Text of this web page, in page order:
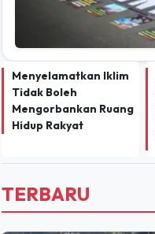
Menyelamatkan Iklim
Tidak Boleh
Mengorbankan Ruang
Hidup Rakyat
TERBARU